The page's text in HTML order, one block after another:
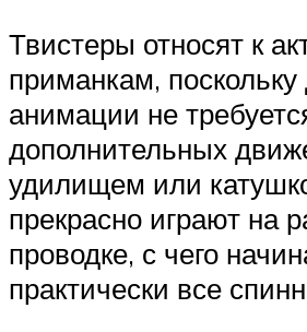
Твистеры относят к
приманкам,
анимации не
дополнительных
удилищем или
прекрасно играют на
проводке, с чего
практически все